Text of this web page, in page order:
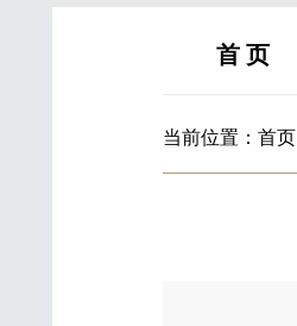
首 页
当前位置： 首页